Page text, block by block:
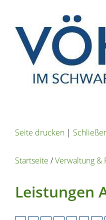
Seite drucken |
Startseite /Verwaltung &
Leistungen